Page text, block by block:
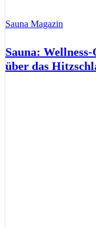
Sauna Magazin
Sauna:
über das